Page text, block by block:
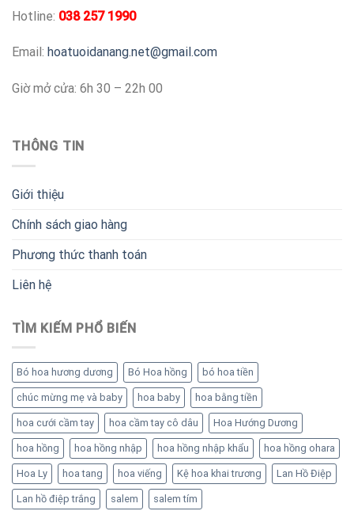
Hotline: 038 257 1990
Email: hoatuoidanang.net@gmail.com
Giờ mở cửa: 6h 30 – 22h 00
THÔNG TIN
Giới thiệu
Chính sách giao hàng
Phương thức thanh toán
Liên hệ
TÌM KIẾM PHỔ BIẾN
Bó hoa hương dương Bó Hoa hồng bó hoa tiền
chúc mừng mẹ và baby hoa baby hoa bằng tiền
hoa cưới cầm tay hoa cầm tay cô dâu Hoa Hướng Dương
hoa hồng hoa hồng nhập hoa hồng nhập khẩu hoa hồng ohara
Hoa Ly hoa tang hoa viếng Kệ hoa khai trương Lan Hồ Điệp
Lan hồ điệp trắng salem salem tím